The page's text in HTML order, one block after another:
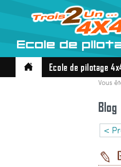
Ecole de pilotage
Vous
Blog
<